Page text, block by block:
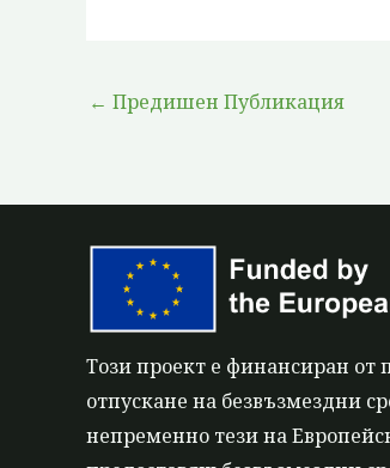
← Предишен Публикация
Този проект е финансиран от
отпускане на безвъзмездни
непременно тези на